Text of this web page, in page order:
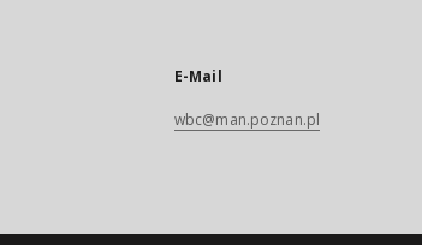
E-Mail
wbc@man.poznan.pl